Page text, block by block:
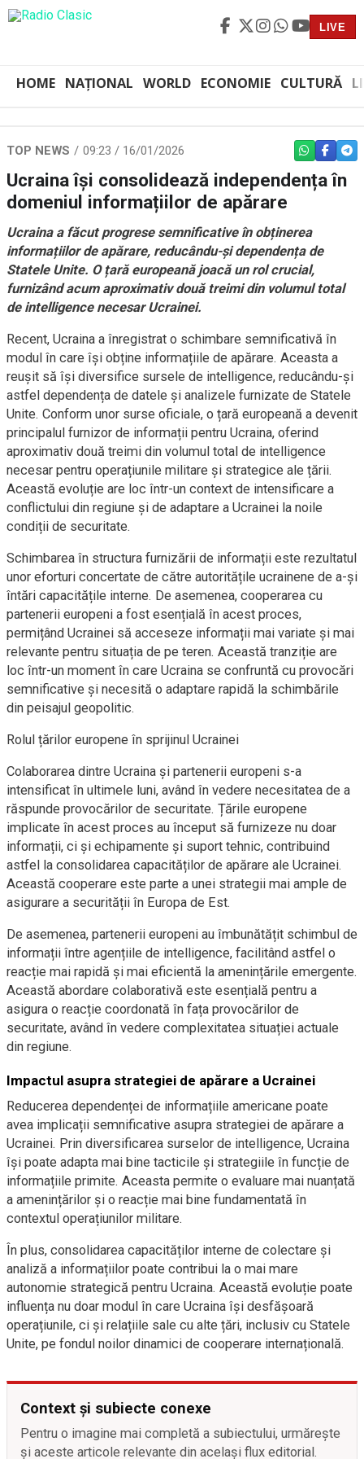
LIVE
HOME NAȚIONAL WORLD ECONOMIE CULTURĂ
TOP NEWS 09:23 / 16/01/2026 WHATSAPP
Ucraina își consolidează independența în
domeniul informațiilor de apărare
Ucraina a făcut progrese semnificative în obținerea
informațiilor de apărare, reducându-și dependența de
Statele Unite. O țară europeană joacă un rol crucial,
furnizând acum aproximativ două treimi din volumul total
de intelligence necesar Ucrainei.
Recent, Ucraina a înregistrat o schimbare semnificativă în
modul în care își obține informațiile de apărare. Aceasta a
reușit să își diversifice sursele de intelligence, reducându-și
astfel dependența de datele și analizele furnizate de Statele
Unite. Conform unor surse oficiale, o țară europeană a devenit
principalul furnizor de informații pentru Ucraina, oferind
aproximativ două treimi din volumul total de intelligence
necesar pentru operațiunile militare și strategice ale țării.
Această evoluție are loc într-un context de intensificare a
conflictului din regiune și de adaptare a Ucrainei la noile
condiții de securitate.
Schimbarea în structura furnizării de informații este rezultatul
unor eforturi concertate de către autoritățile ucrainene de a-și
întări capacitățile interne. De asemenea, cooperarea cu
partenerii europeni a fost esențială în acest proces,
permițând Ucrainei să acceseze informații mai variate și mai
relevante pentru situația de pe teren. Această tranziție are
loc într-un moment în care Ucraina se confruntă cu provocări
semnificative și necesită o adaptare rapidă la schimbările
din peisajul geopolitic.
Rolul țărilor europene în sprijinul Ucrainei
Colaborarea dintre Ucraina și partenerii europeni s-a
intensificat în ultimele luni, având în vedere necesitatea de a
răspunde provocărilor de securitate. Țările europene
implicate în acest proces au început să furnizeze nu doar
informații, ci și echipamente și suport tehnic, contribuind
astfel la consolidarea capacităților de apărare ale Ucrainei.
Această cooperare este parte a unei strategii mai ample de
asigurare a securității în Europa de Est.
De asemenea, partenerii europeni au îmbunătățit schimbul de
informații între agențiile de intelligence, facilitând astfel o
reacție mai rapidă și mai eficientă la amenințările emergente.
Această abordare colaborativă este esențială pentru a
asigura o reacție coordonată în fața provocărilor de
securitate, având în vedere complexitatea situației actuale
din regiune.
Impactul asupra strategiei de apărare a Ucrainei
Reducerea dependenței de informațiile americane poate
avea implicații semnificative asupra strategiei de apărare a
Ucrainei. Prin diversificarea surselor de intelligence, Ucraina
își poate adapta mai bine tacticile și strategiile în funcție de
informațiile primite. Aceasta permite o evaluare mai nuanțată
a amenințărilor și o reacție mai bine fundamentată în
contextul operațiunilor militare.
În plus, consolidarea capacităților interne de colectare și
analiză a informațiilor poate contribui la o mai mare
autonomie strategică pentru Ucraina. Această evoluție poate
influența nu doar modul în care Ucraina își desfășoară
operațiunile, ci și relațiile sale cu alte țări, inclusiv cu Statele
Unite, pe fondul noilor dinamici de cooperare internațională.
Context și subiecte conexe
Pentru o imagine mai completă a subiectului, urmărește
și aceste articole relevante din același flux editorial.